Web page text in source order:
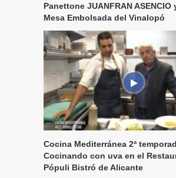
Panettone JUANFRAN ASENCIO
Mesa Embolsada del Vinalopó
Cocina Mediterránea 2ª
Cocinando con uva en el
Pópuli Bistró de Alicante